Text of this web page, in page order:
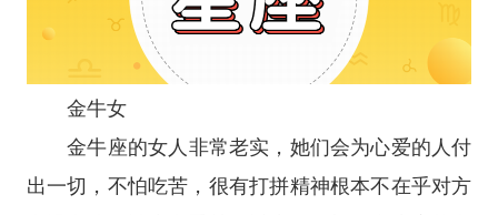
金牛女
金牛座的女人非常老实，她们会为心爱的人付
出一切，不怕吃苦，很有打拼精神根本不在乎对方